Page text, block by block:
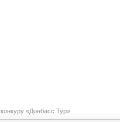
«Донбасс Тур»